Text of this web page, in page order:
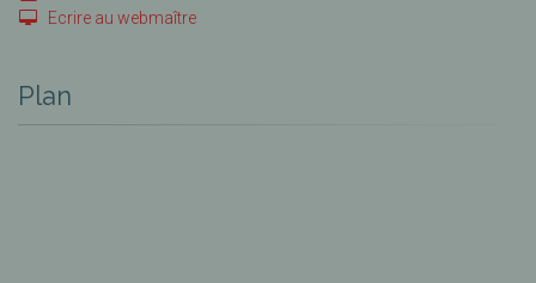
Ecrire au webmaître
Plan